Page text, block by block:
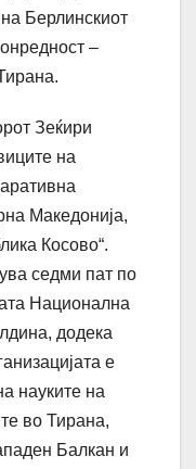
Берлинскиот
–
Зеќири
на
Македонија,
Косово“.
седми пат по
Национална
додека
е
науките на
во Тирана,
Балкан и